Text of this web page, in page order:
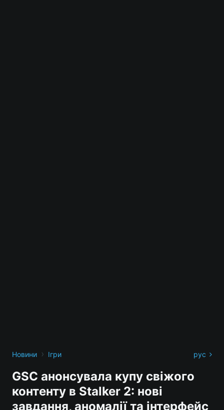
Новини › Ігри рус
GSC анонсувала купу свіжого
контенту в Stalker 2: нові
завдання, аномалії та інтерфейс